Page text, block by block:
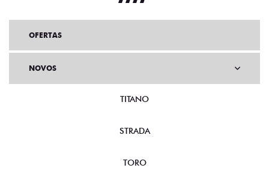
OFERTAS
NOVOS
TITANO
STRADA
TORO